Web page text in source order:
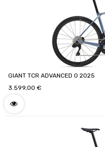
GIANT TCR ADVANCED 0 2025
3.599,00 €